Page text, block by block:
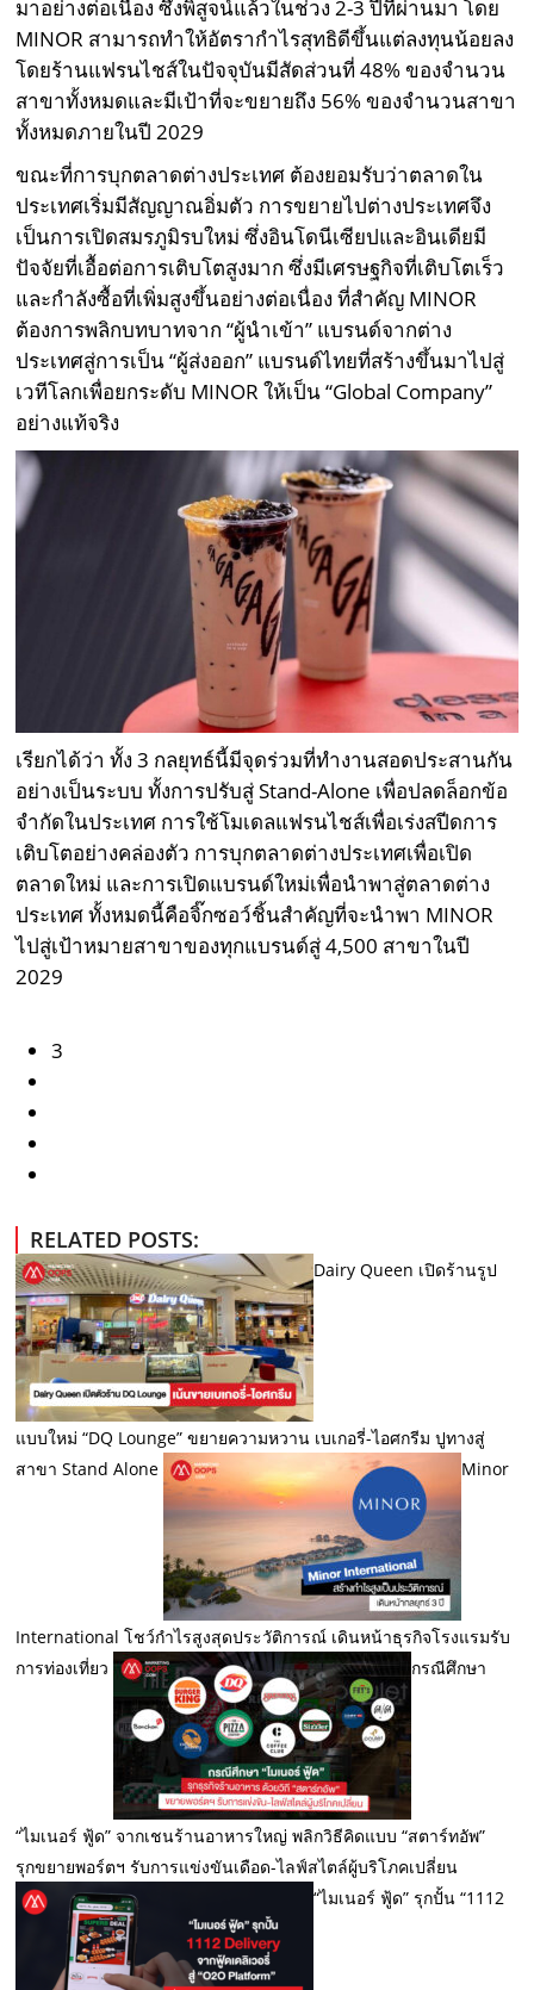
มาอย่างต่อเนื่อง ซึ่งพิสูจน์แล้วในช่วง 2-3 ปีที่ผ่านมา โดย
MINOR สามารถทำให้อัตรากำไรสุทธิดีขึ้นแต่ลงทุนน้อยลง
โดยร้านแฟรนไชส์ในปัจจุบันมีสัดส่วนที่ 48% ของจำนวน
สาขาทั้งหมดและมีเป้าที่จะขยายถึง 56% ของจำนวนสาขา
ทั้งหมดภายในปี 2029
ขณะที่การบุกตลาดต่างประเทศ ต้องยอมรับว่าตลาดใน
ประเทศเริ่มมีสัญญาณอิ่มตัว การขยายไปต่างประเทศจึง
เป็นการเปิดสมรภูมิรบใหม่ ซึ่งอินโดนีเซียปและอินเดียมี
ปัจจัยที่เอื้อต่อการเติบโตสูงมาก ซึ่งมีเศรษฐกิจที่เติบโตเร็ว
และกำลังซื้อที่เพิ่มสูงขึ้นอย่างต่อเนื่อง ที่สำคัญ MINOR
ต้องการพลิกบทบาทจาก “ผู้นำเข้า” แบรนด์จากต่าง
ประเทศสู่การเป็น “ผู้ส่งออก” แบรนด์ไทยที่สร้างขึ้นมาไปสู่
เวทีโลกเพื่อยกระดับ MINOR ให้เป็น “Global Company”
อย่างแท้จริง
เรียกได้ว่า ทั้ง 3 กลยุทธ์นี้มีจุดร่วมที่ทำงานสอดประสานกัน
อย่างเป็นระบบ ทั้งการปรับสู่ Stand-Alone เพื่อปลดล็อกข้อ
จำกัดในประเทศ การใช้โมเดลแฟรนไชส์เพื่อเร่งสปีดการ
เติบโตอย่างคล่องตัว การบุกตลาดต่างประเทศเพื่อเปิด
ตลาดใหม่ และการเปิดแบรนด์ใหม่เพื่อนำพาสู่ตลาดต่าง
ประเทศ ทั้งหมดนี้คือจิ๊กซอว์ชิ้นสำคัญที่จะนำพา MINOR
ไปสู่เป้าหมายสาขาของทุกแบรนด์สู่ 4,500 สาขาในปี
2029
3
RELATED POSTS:
Dairy Queen เปิดร้านรูป
แบบใหม่ “DQ Lounge” ขยายความหวาน เบเกอรี่-ไอศกรีม ปูทางสู่
สาขา Stand Alone
Minor
International โชว์กำไรสูงสุดประวัติการณ์ เดินหน้าธุรกิจโรงแรมรับ
การท่องเที่ยว
กรณีศึกษา
“ไมเนอร์ ฟู้ด” จากเชนร้านอาหารใหญ่ พลิกวิธีคิดแบบ “สตาร์ทอัพ”
รุกขยายพอร์ตฯ รับการแข่งขันเดือด-ไลฟ์สไตล์ผู้บริโภคเปลี่ยน
“ไมเนอร์ ฟู้ด” รุกปั้น “1112